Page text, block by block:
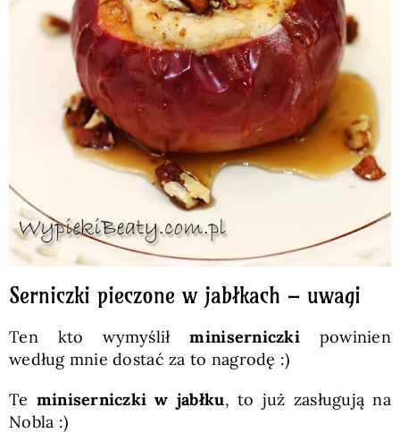
Serniczki pieczone w jabłkach – uwagi
Ten kto wymyśliłminiserniczkipowinien
według mnie dostać za to nagrodę :)
Te miniserniczki w jabłku, to już zasługują na
Nobla :)